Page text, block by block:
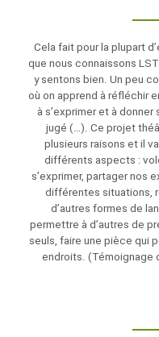
Cela fait pour la plupart
que nous connaissons
y sentons bien. Un peu
où on apprend à réfléchir
à s’exprimer et à donner
jugé (…). Ce projet
plusieurs raisons et il
différents aspects :
s’exprimer, partager nos
différentes situations,
d’autres formes de
permettre à d’autres de
seuls, faire une pièce qui
endroits. (Témoignage